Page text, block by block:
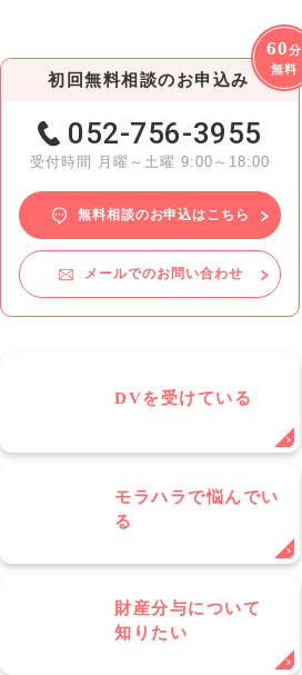
60分
無料
初回無料相談のお申込み
052-756-3955
受付時間 月曜～土曜 9:00～18:00
無料相談のお申込はこちら
メールでのお問い合わせ
DVを受けている
モラハラで悩んでい
る
財産分与について
知りたい